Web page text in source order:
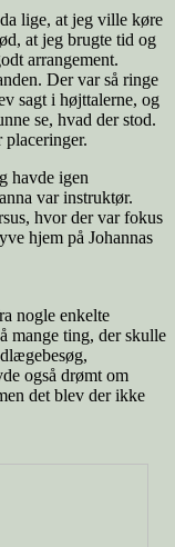
lige, at jeg ville køre
at jeg brugte tid og
arrangement.
Der var så ringe
sagt i højttalerne, og
se, hvad der stod.
havde igen
var instruktør.
hvor der var fokus
hjem på Johannas
nogle enkelte
mange ting, der skulle
også drømt om
det blev der ikke